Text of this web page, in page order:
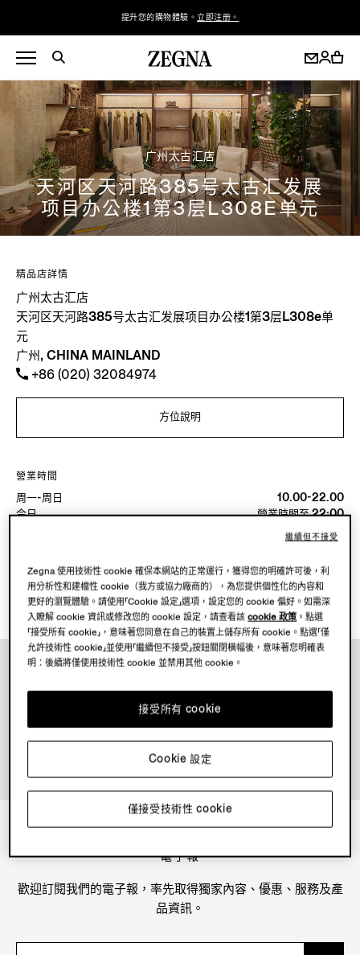
提升您的購物體驗。 立即注册。
广州太古汇店
天河区天河路385号太古汇发展
项目办公楼1第3层L308E单元
精品店詳情
广州太古汇店
天河区天河路385号太古汇发展项目办公楼1第3层L308e单
元
广州, CHINA MAINLAND
+86 (020) 32084974
方位說明
營業時間
周一-周日
10.00-22.00
今日
營業時間至 22:00
精品店不提供送貨服務。
精品店接受退貨。點擊此處了解更多。
電子報
歡迎訂閱我們的電子報，率先取得獨家內容、優惠、服務及產
品資訊。
Zegna 使用技術性 cookie 確保本網站的正常運行，獲得您的明確許可後，利
用分析性和建檔性 cookie（我方或協力廠商的），為您提供個性化的內容和
更好的瀏覽體驗。請使用「Cookie 設定」選項，設定您的 cookie 偏好。如需深
入瞭解 cookie 資訊或修改您的 cookie 設定，請查看該cookie 政策。點選
「接受所有 cookie」，意味著您同意在自己的裝置上儲存所有 cookie。點選「僅
允許技術性 cookie」並使用「繼續但不接受」按鈕關閉橫幅後，意味著您明確表
明：後續將僅使用技術性 cookie 並禁用其他 cookie。
僅接受技術性 cookie
接受所有 cookie
Cookie 設定
繼續但不接受